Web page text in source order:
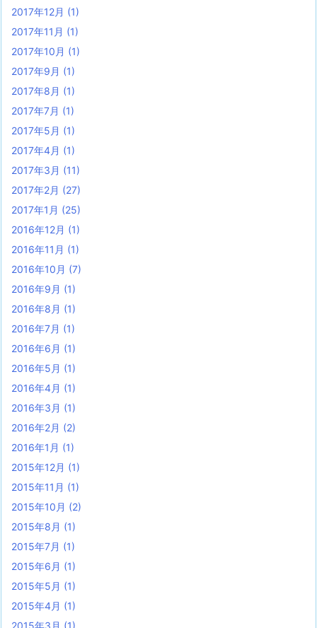
2017年12月 (1)
2017年11月 (1)
2017年10月 (1)
2017年9月 (1)
2017年8月 (1)
2017年7月 (1)
2017年5月 (1)
2017年4月 (1)
2017年3月 (11)
2017年2月 (27)
2017年1月 (25)
2016年12月 (1)
2016年11月 (1)
2016年10月 (7)
2016年9月 (1)
2016年8月 (1)
2016年7月 (1)
2016年6月 (1)
2016年5月 (1)
2016年4月 (1)
2016年3月 (1)
2016年2月 (2)
2016年1月 (1)
2015年12月 (1)
2015年11月 (1)
2015年10月 (2)
2015年8月 (1)
2015年7月 (1)
2015年6月 (1)
2015年5月 (1)
2015年4月 (1)